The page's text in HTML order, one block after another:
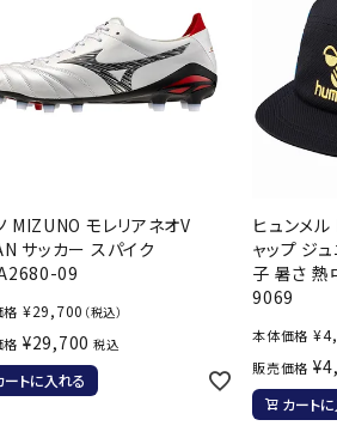
MIZUNO モレリアネオV
サッカー スパイク
09
格 ¥29,700 （税込）
格 ¥29,700 税込
ートに入れる
ヒュンメ
ャップ ジ
子 暑さ
9069
本体価格 ¥
販売価格 ¥
カート